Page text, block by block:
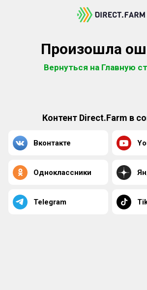
Произошла
Вернуться на Главную
Контент Direct.Farm в
Вконтакте
Одноклассники
Telegram